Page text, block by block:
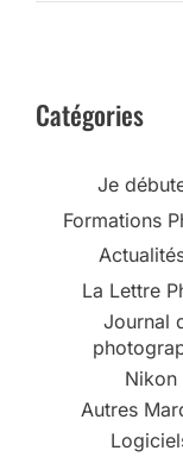
Catégories
Je
Formations
La Lettre
Journal
Nikon
Autres